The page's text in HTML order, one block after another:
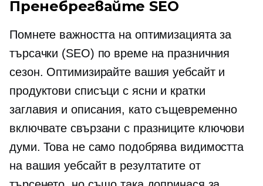
Пренебрегвайте SEO
Помнете важността на оптимизацията за
търсачки (SEO) по време на празничния
сезон. Оптимизирайте вашия уебсайт и
продуктови списъци с ясни и кратки
заглавия и описания, като същевременно
включватесвързани с празницитеключови
думи. Това не само подобрява видимостта
на вашия уебсайт в резултатите от